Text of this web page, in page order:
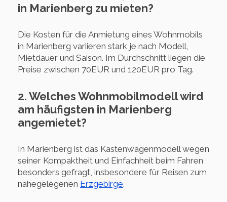
in Marienberg zu mieten?
Die Kosten für die Anmietung eines Wohnmobils
in Marienberg variieren stark je nach Modell,
Mietdauer und Saison. Im Durchschnitt liegen die
Preise zwischen 70EUR und 120EUR pro Tag.
2. Welches Wohnmobilmodell wird
am häufigsten in Marienberg
angemietet?
In Marienberg ist das Kastenwagenmodell wegen
seiner Kompaktheit und Einfachheit beim Fahren
besonders gefragt, insbesondere für Reisen zum
nahegelegenen Erzgebirge.